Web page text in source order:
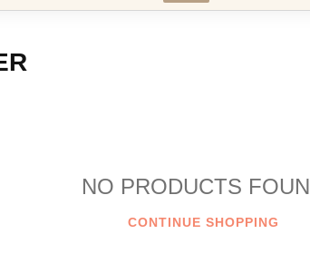
NO PRODUCTS
CONTINUE SHOPPING